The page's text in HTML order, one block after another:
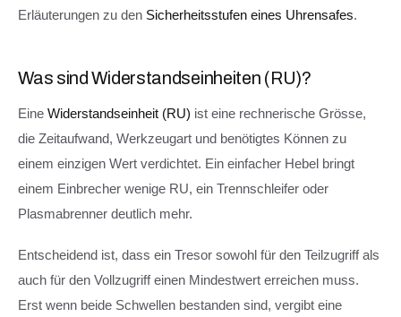
Erläuterungen zu den Sicherheitsstufen eines Uhrensafes.
Was sind Widerstandseinheiten (RU)?
EineWiderstandseinheit (RU) ist eine rechnerische Grösse,
die Zeitaufwand, Werkzeugart und benötigtes Können zu
einem einzigen Wert verdichtet. Ein einfacher Hebel bringt
einem Einbrecher wenige RU, ein Trennschleifer oder
Plasmabrenner deutlich mehr.
Entscheidend ist, dass ein Tresor sowohl für den Teilzugriff als
auch für den Vollzugriff einen Mindestwert erreichen muss.
Erst wenn beide Schwellen bestanden sind, vergibt eine